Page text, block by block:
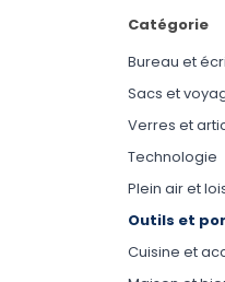
Catégorie
Bureau et
Sacs et
Verres et
Technologie
Plein air et
Outils et
Cuisine et